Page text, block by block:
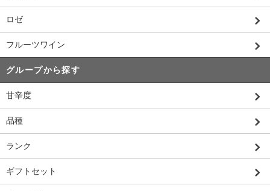
ロゼ
フルーツワイン
グループから探す
甘辛度
品種
ランク
ギフトセット